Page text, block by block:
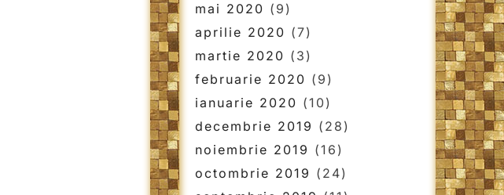
mai 2020 (9)
aprilie 2020 (7)
martie 2020 (3)
februarie 2020 (9)
ianuarie 2020 (10)
decembrie 2019 (28)
noiembrie 2019 (16)
octombrie 2019 (24)